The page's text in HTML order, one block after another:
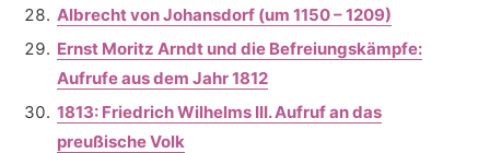
Albrecht von Johansdorf (um 1150 – 1209)
Ernst Moritz Arndt und die Befreiungskämpfe:
Aufrufe aus dem Jahr 1812
1813: Friedrich Wilhelms III. Aufruf an das
preußische Volk